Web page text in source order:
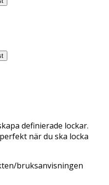
definierade lockar.
när du ska locka
bruksanvisningen